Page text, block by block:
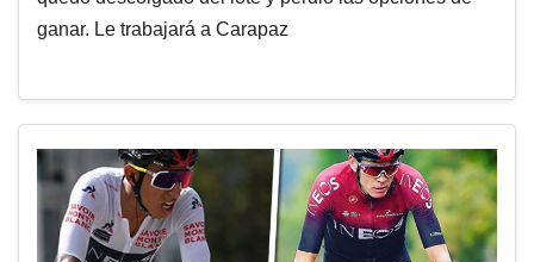
ganar. Le trabajará a Carapaz